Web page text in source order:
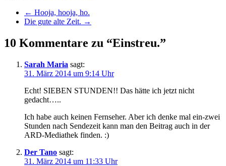
← Hooja, hooja, ho.
Die gute alte Zeit. →
10 Kommentare zu “Einstreu.”
Sarah Maria sagt:
31. März 2014 um 9:14 Uhr
Echt! SIEBEN STUNDEN!! Das hätte ich jetzt nicht
gedacht…..
Ich habe auch keinen Fernseher. Aber ich denke mal ein-zwei
Stunden nach Sendezeit kann man den Beitrag auch in der
ARD-Mediathek finden. :)
Der Tano sagt:
31. März 2014 um 11:33 Uhr